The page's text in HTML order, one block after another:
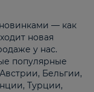
— как
новая
у нас.
популярные
Бельгии,
Турции,